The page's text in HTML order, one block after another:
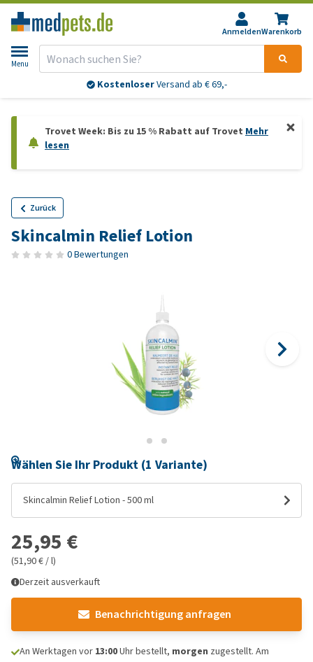
AnmeldenWarenkorb
Menu
KostenloserVersand ab € 69,-
Trovet Week: Bis zu 15 % Rabatt auf Trovet Mehr
lesen
Zurück
Skincalmin Relief Lotion
0 Bewertungen
Wählen Sie Ihr Produkt (1 Variante)
Skincalmin Relief Lotion - 500 ml
25,95 €
(51,90 € / l)
Derzeit ausverkauft
Benachrichtigung anfragen
An Werktagen vor 13:00Uhr bestellt, morgen zugestellt. Am